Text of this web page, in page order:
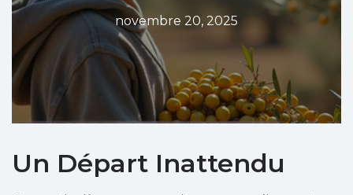
novembre 20, 2025
Un Départ Inattendu